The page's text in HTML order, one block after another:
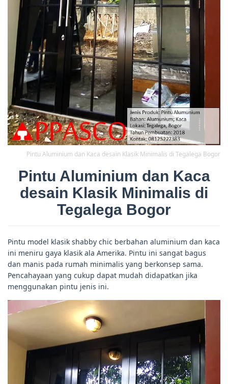
Pintu Aluminium dan Kaca desain Klasik Minimalis di Tegalega Bogor
Pintu Aluminium dan Kaca
desain Klasik Minimalis di
Tegalega Bogor
Pintu model klasik shabby chic berbahan aluminium dan kaca
ini meniru gaya klasik ala Amerika. Pintu ini sangat bagus
dan manis pada rumah minimalis yang berkonsep sama.
Pencahayaan yang cukup dapat mudah didapatkan jika
menggunakan pintu jenis ini.